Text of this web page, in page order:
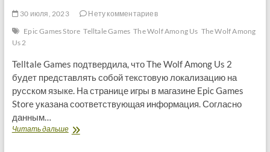
30 июля, 2023
Нету комментариев
Epic Games Store Telltale Games The Wolf Among Us The Wolf Among
Us 2
Telltale Games подтвердила, что The Wolf Among Us 2
будет представлять собой текстовую локализацию на
русском языке. На странице игры в магазине Epic Games
Store указана соответствующая информация. Согласно
данным…
Читать дальшеПри